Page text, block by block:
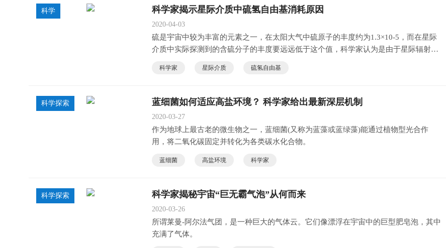
科学 科学家揭示星际介质中硫氢自由基消耗原因
2020-04-03
硫是宇宙中较为丰富的元素之一，在太阳大气中硫原子的丰度约为1.3×10-5，而在星际
介质中实际探测到的含硫分子的丰度要远远低于这个值，科学家认为是由于星际辐射场
科学家 星际介质 硫氢自由基
科学探索 蓝细菌如何适应高盐环境？ 科学家给出最新深层机制
2020-03-27
作为地球上最古老的微生物之一，蓝细菌(又称为蓝藻或蓝绿藻)能通过植物型光合作
用，将二氧化碳固定并转化为各类碳水化合物。
蓝细菌 高盐环境 科学家
科学探索 科学家揭秘宇宙“巨无霸气泡”从何而来
2020-03-26
所谓莱曼-阿尔法气团，是一种巨大的气体云。它们像漂浮在宇宙中的巨型肥皂泡，其中
充满了气体。